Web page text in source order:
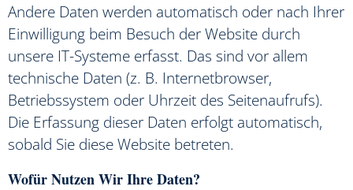
Andere Daten werden automatisch oder nach Ihrer
Einwilligung beim Besuch der Website durch
unsere IT-Systeme erfasst. Das sind vor allem
technische Daten (z. B. Internetbrowser,
Betriebssystem oder Uhrzeit des Seitenaufrufs).
Die Erfassung dieser Daten erfolgt automatisch,
sobald Sie diese Website betreten.
Wofür Nutzen Wir Ihre Daten?